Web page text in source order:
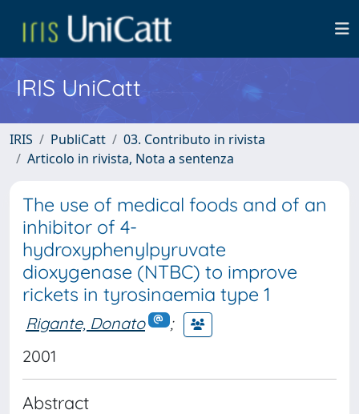
IRIS UniCatt
IRIS PubliCatt
03. Contributo in rivista
Articolo in rivista, Nota a sentenza
The use of medical foods and of an
inhibitor of 4-
hydroxyphenylpyruvate
dioxygenase (NTBC) to improve
rickets in tyrosinaemia type 1
Rigante, Donato
;
2001
Abstract